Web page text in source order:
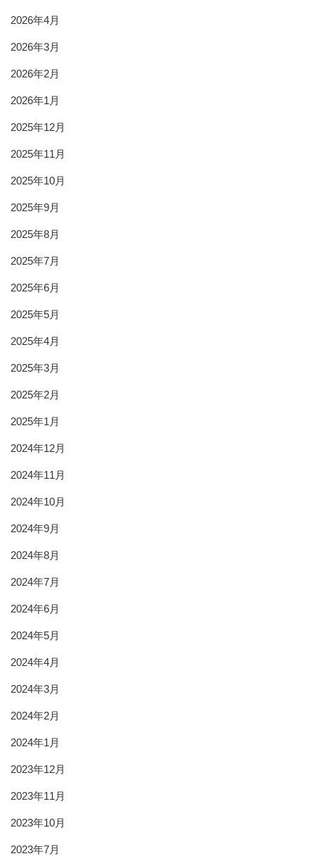
2026年4月
2026年3月
2026年2月
2026年1月
2025年12月
2025年11月
2025年10月
2025年9月
2025年8月
2025年7月
2025年6月
2025年5月
2025年4月
2025年3月
2025年2月
2025年1月
2024年12月
2024年11月
2024年10月
2024年9月
2024年8月
2024年7月
2024年6月
2024年5月
2024年4月
2024年3月
2024年2月
2024年1月
2023年12月
2023年11月
2023年10月
2023年7月